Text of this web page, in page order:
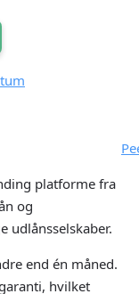
platforme fra
og
udlånsselskaber.
end én måned.
hvilket